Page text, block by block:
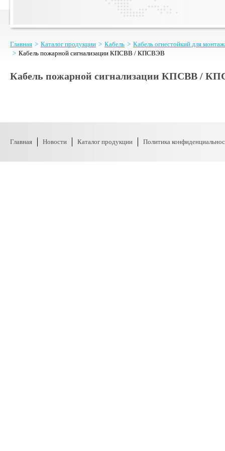
Главная > Каталог продукции > Кабель > Кабель огнестойкий для
> Кабель пожарной сигнализации КПСВВ / КПСВЭВ
Кабель пожарной сигнализации КПСВВ /
Главная Новости Каталог продукции Политика